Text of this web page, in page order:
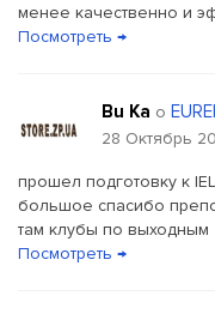
менее качественно и
Посмотреть →
Bu Ka о
28 Октябрь
прошел подготовку к
большое спасибо
там клубы по выходным
Посмотреть →